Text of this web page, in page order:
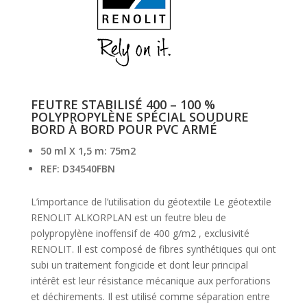
FEUTRE STABILISÉ 400 – 100 %
POLYPROPYLÈNE SPÉCIAL SOUDURE
BORD À BORD POUR PVC ARMÉ
50 ml X 1,5 m: 75m2
REF: D34540FBN
L’importance de l’utilisation du géotextile Le géotextile
RENOLIT ALKORPLAN est un feutre bleu de
polypropylène inoffensif de 400 g/m2 , exclusivité
RENOLIT. Il est composé de fibres synthétiques qui ont
subi un traitement fongicide et dont leur principal
intérêt est leur résistance mécanique aux perforations
et déchirements. Il est utilisé comme séparation entre